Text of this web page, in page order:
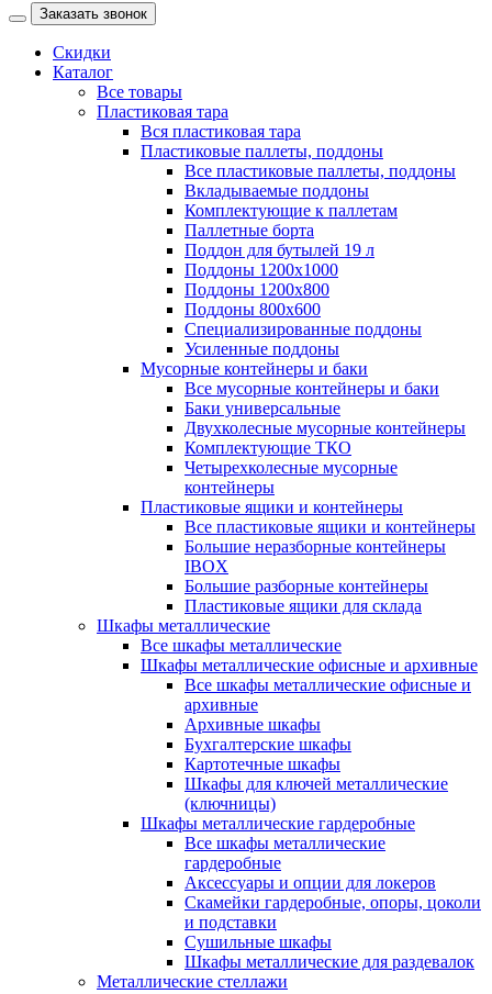
Заказать звонок
Скидки
Каталог
Все товары
Пластиковая тара
Вся пластиковая тара
Пластиковые паллеты, поддоны
Все пластиковые паллеты, поддоны
Вкладываемые поддоны
Комплектующие к паллетам
Паллетные борта
Поддон для бутылей 19 л
Поддоны 1200х1000
Поддоны 1200х800
Поддоны 800х600
Специализированные поддоны
Усиленные поддоны
Мусорные контейнеры и баки
Все мусорные контейнеры и баки
Баки универсальные
Двухколесные мусорные контейнеры
Комплектующие ТКО
Четырехколесные мусорные
контейнеры
Пластиковые ящики и контейнеры
Все пластиковые ящики и контейнеры
Большие неразборные контейнеры
IBOX
Большие разборные контейнеры
Пластиковые ящики для склада
Шкафы металлические
Все шкафы металлические
Шкафы металлические офисные и архивные
Все шкафы металлические офисные и
архивные
Архивные шкафы
Бухгалтерские шкафы
Картотечные шкафы
Шкафы для ключей металлические
(ключницы)
Шкафы металлические гардеробные
Все шкафы металлические
гардеробные
Аксессуары и опции для локеров
Скамейки гардеробные, опоры, цоколи
и подставки
Сушильные шкафы
Шкафы металлические для раздевалок
Металлические стеллажи